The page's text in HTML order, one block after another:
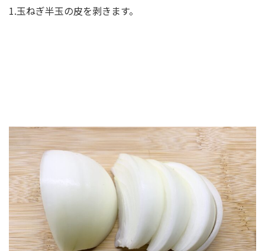
1.玉ねぎ半玉の皮を剥きます。